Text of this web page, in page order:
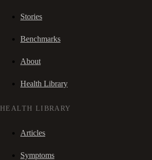
Stories
Benchmarks
About
Health Library
HEALTH LIBRARY
Articles
Symptoms